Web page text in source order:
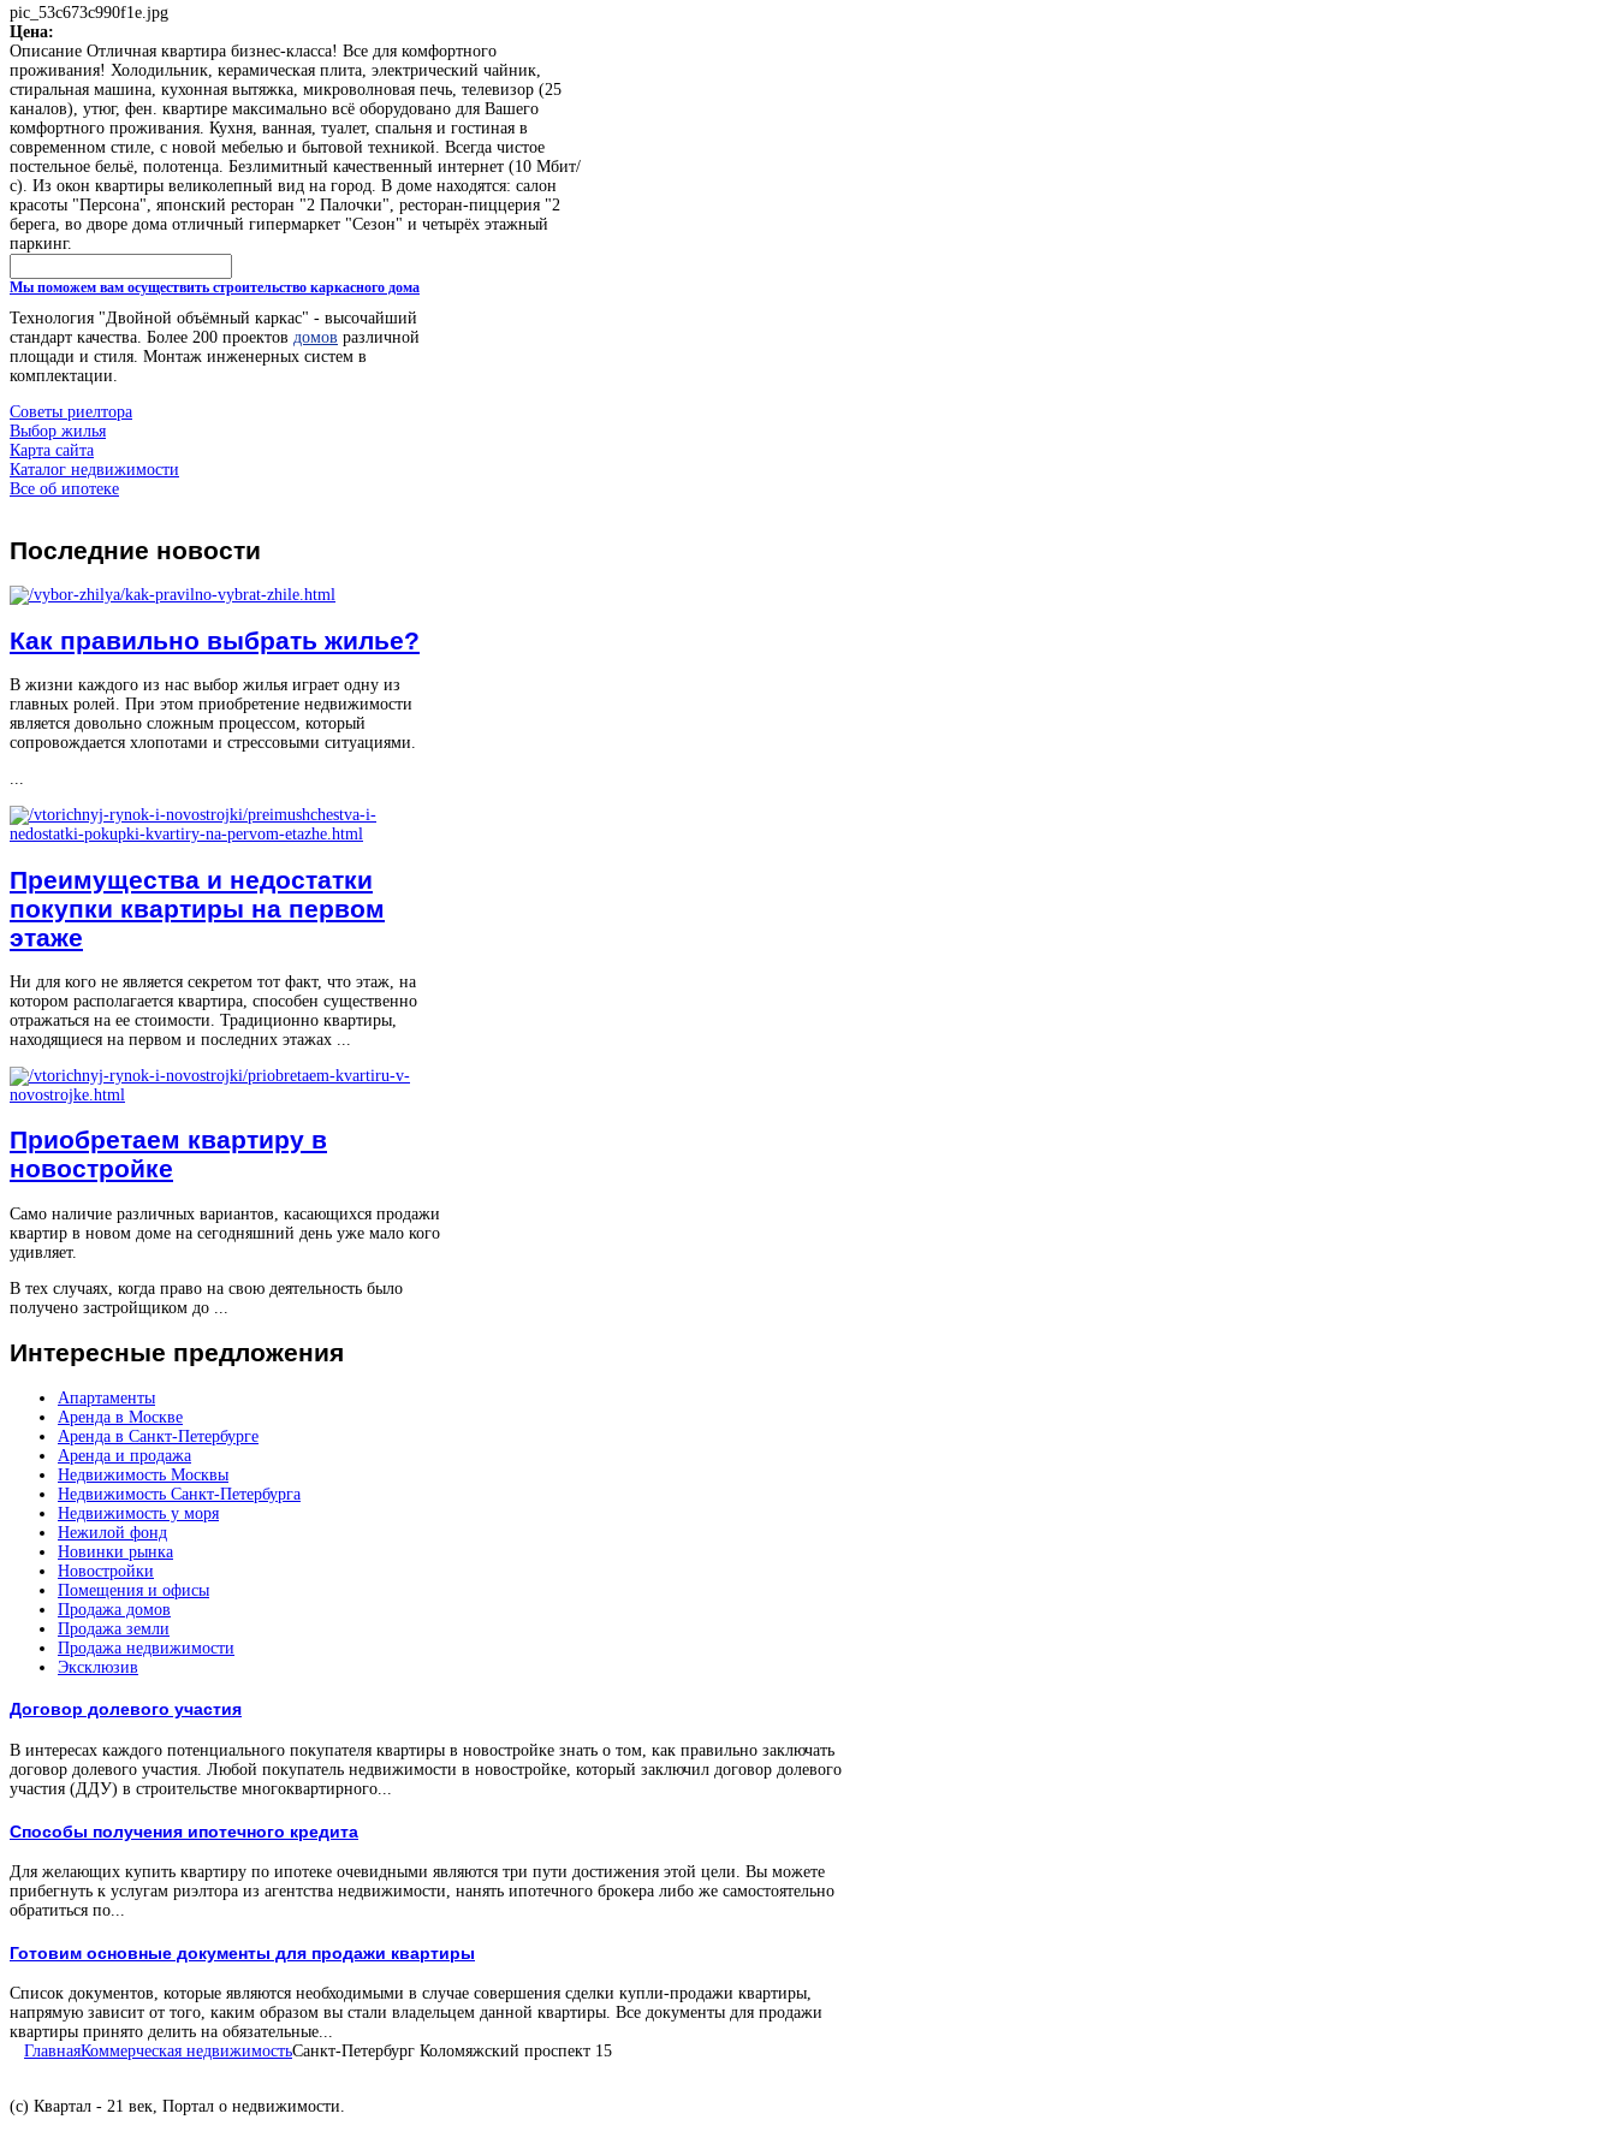
pic_53c673c990f1e.jpg
Цена:
Описание Отличная квартира бизнес-класса! Все для комфортного
проживания! Холодильник, керамическая плита, электрический чайник,
стиральная машина, кухонная вытяжка, микроволновая печь, телевизор (25
каналов), утюг, фен. квартире максимально всё оборудовано для Вашего
комфортного проживания. Кухня, ванная, туалет, спальня и гостиная в
современном стиле, с новой мебелью и бытовой техникой. Всегда чистое
постельное бельё, полотенца. Безлимитный качественный интернет (10 Мбит/
с). Из окон квартиры великолепный вид на город. В доме находятся: салон
красоты "Персона", японский ресторан "2 Палочки", ресторан-пиццерия "2
берега, во дворе дома отличный гипермаркет "Сезон" и четырёх этажный
паркинг.
Мы поможем вам осуществить строительство каркасного дома
Технология "Двойной объёмный каркас" - высочайший
стандарт качества. Более 200 проектов домов различной
площади и стиля. Монтаж инженерных систем в
комплектации.
Советы риелтора
Выбор жилья
Карта сайта
Каталог недвижимости
Все об ипотеке
Последние новости
Как правильно выбрать жилье?
В жизни каждого из нас выбор жилья играет одну из
главных ролей. При этом приобретение недвижимости
является довольно сложным процессом, который
сопровождается хлопотами и стрессовыми ситуациями.
...
Преимущества и недостатки
покупки квартиры на первом
этаже
Ни для кого не является секретом тот факт, что этаж, на
котором располагается квартира, способен существенно
отражаться на ее стоимости. Традиционно квартиры,
находящиеся на первом и последних этажах ...
Приобретаем квартиру в
новостройке
Само наличие различных вариантов, касающихся продажи
квартир в новом доме на сегодняшний день уже мало кого
удивляет.
В тех случаях, когда право на свою деятельность было
получено застройщиком до ...
Интересные предложения
Апартаменты
Аренда в Москве
Аренда в Санкт-Петербурге
Аренда и продажа
Недвижимость Москвы
Недвижимость Санкт-Петербурга
Недвижимость у моря
Нежилой фонд
Новинки рынка
Новостройки
Помещения и офисы
Продажа домов
Продажа земли
Продажа недвижимости
Эксклюзив
Договор долевого участия
В интересах каждого потенциального покупателя квартиры в новостройке знать о том, как правильно заключать
договор долевого участия. Любой покупатель недвижимости в новостройке, который заключил договор долевого
участия (ДДУ) в строительстве многоквартирного...
Способы получения ипотечного кредита
Для желающих купить квартиру по ипотеке очевидными являются три пути достижения этой цели. Вы можете
прибегнуть к услугам риэлтора из агентства недвижимости, нанять ипотечного брокера либо же самостоятельно
обратиться по...
Готовим основные документы для продажи квартиры
Список документов, которые являются необходимыми в случае совершения сделки купли-продажи квартиры,
напрямую зависит от того, каким образом вы стали владельцем данной квартиры. Все документы для продажи
квартиры принято делить на обязательные...
ГлавнаяКоммерческая недвижимостьСанкт-Петербург Коломяжский проспект 15
(с) Квартал - 21 век, Портал о недвижимости.